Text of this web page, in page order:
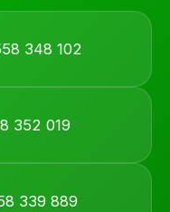
348 102
352 019
339 889